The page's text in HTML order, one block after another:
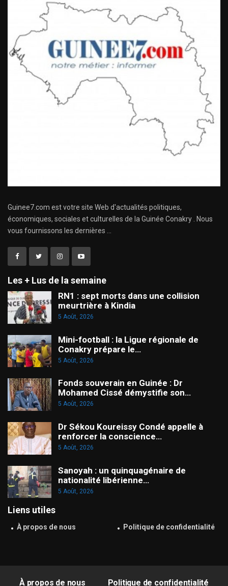
Guinee7.com est votre site Web d'actualités politiques,
économiques, sociales et culturelles de la Guinée Conakry . Nous
vous fournissons les dernières ...
Les + Lus de la semaine
RN1 : sept morts dans une collision
meurtrière à Kindia
5 Août, 2026
Mini-football : la Ligue régionale de
Conakry prépare le…
5 Août, 2026
Fonds souverain en Guinée : Dr
Mohamed Cissé démystifie son…
5 Août, 2026
Dr Sékou Koureissy Condé appelle à
renforcer la conscience…
5 Août, 2026
Sanoyah : un quinquagénaire de
nationalité libérienne…
5 Août, 2026
Liens utiles
À propos de nous Politique de confidentialité
À propos de nous Politique de confidentialité